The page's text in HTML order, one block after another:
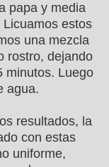
papa y media
estos
una mezcla
rostro, dejando
minutos. Luego
agua.
resultados, la
con estas
uniforme,